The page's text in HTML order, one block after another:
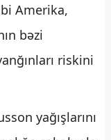
Amerika,
bəzi
riskini
yağışlarını